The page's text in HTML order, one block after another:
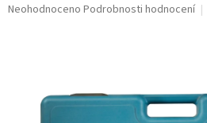
Průměrné
hvězdiček.
Neohodnoceno Podrobnosti hodnocení